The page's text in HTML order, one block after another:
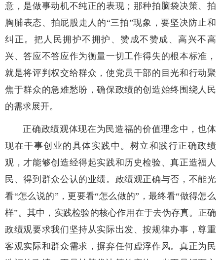
意，是做事动机不纯正的表现；那种拍脑袋决策、拍
胸脯表态、拍屁股走人的“三拍”现象，要坚决防止和
纠正。把人民拥护不拥护、赞成不赞成、高兴不高
兴、答应不答应作为衡量一切工作得失的根本标准，
就是将评判权交给群众，使党员干部的目光和行动聚
焦于群众的急难愁盼，确保政绩的创造始终围绕人民
的需求展开。
正确政绩观体现在为民造福的价值理念中，也体
现在干事创业的具体实践中。树立和践行正确政绩
观，才能够创造经得起实践和历史检验、真正造福人
民、得到群众公认的业绩。政绩观正确与否，不能光
看“怎么说的”，更要看“怎么做的”，最终看“做得怎么
样”。其中，实践检验的核心作用在于去伪存真。正确
政绩观要求我们坚持从实际出发、按规律办事，尊重
客观实际和群众需求，摒弃任何虚浮作风。真正为民